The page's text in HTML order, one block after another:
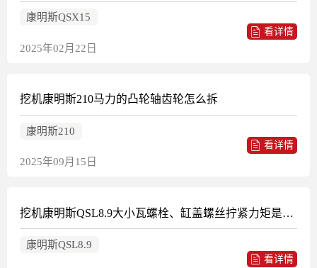
康明斯QSX15
2025年02月22日
看详情
挖机康明斯210马力的凸轮轴齿轮怎么拆
康明斯210
2025年09月15日
看详情
挖机康明斯QSL8.9大小瓦螺栓、缸盖螺丝拧紧力矩是多少
康明斯QSL8.9
看详情